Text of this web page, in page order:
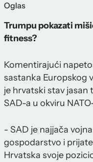
Oglas
Trumpu pokazati
fitness?
Komentirajući
sastanka Europskog
je hrvatski stav jasan
SAD-a u okviru
- SAD je najjača
gospodarstvo i
Hrvatska svoje